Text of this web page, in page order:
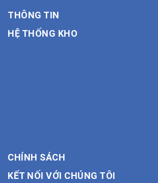
THÔNG TIN
HỆ THỐNG KHO
CHÍNH SÁCH
KẾT NỐI VỚI CHÚNG TÔI